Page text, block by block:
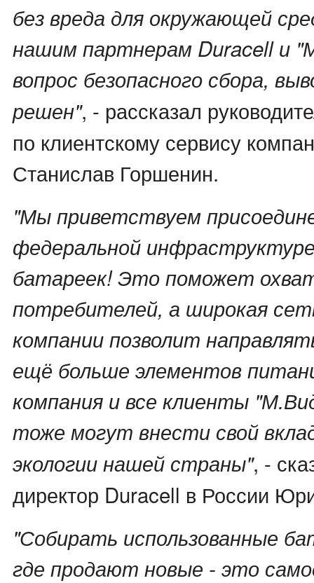
без вреда для окружающей
нашим партнерам Duracell и
вопрос безопасного сбора,
решен", - рассказал
по клиентскому сервису
Станислав Горшенин.
"Мы приветствуем
федеральной
батареек! Это поможет
потребителей, а широкая
компании позволит
ещё больше элементов
компания и все клиенты
тоже могут внести свой
экологии нашей страны", -
директор Duracell в России
"Собирать использованные
где продают новые - это